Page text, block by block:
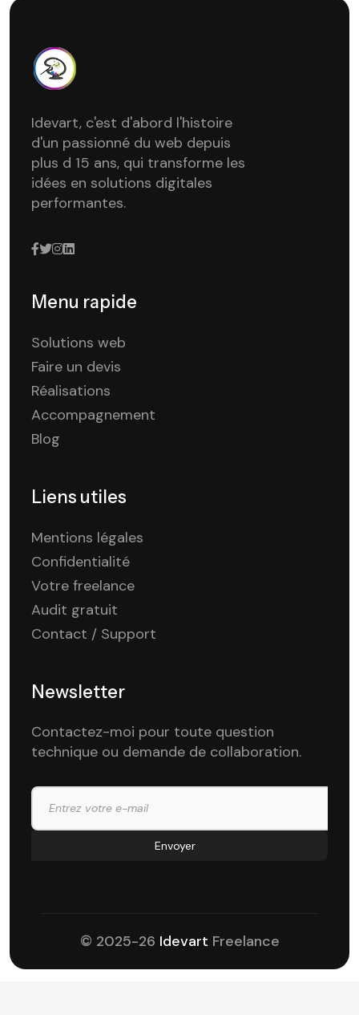
Idevart, c'est d'abord l'histoire
d'un passionné du web depuis
plus d 15 ans, qui transforme les
idées en solutions digitales
performantes.
Menu rapide
Solutions web
Faire un devis
Réalisations
Accompagnement
Blog
Liens utiles
Mentions légales
Confidentialité
Votre freelance
Audit gratuit
Contact / Support
Newsletter
Contactez-moi pour toute question
technique ou demande de collaboration.
© 2025-26 Idevart Freelance